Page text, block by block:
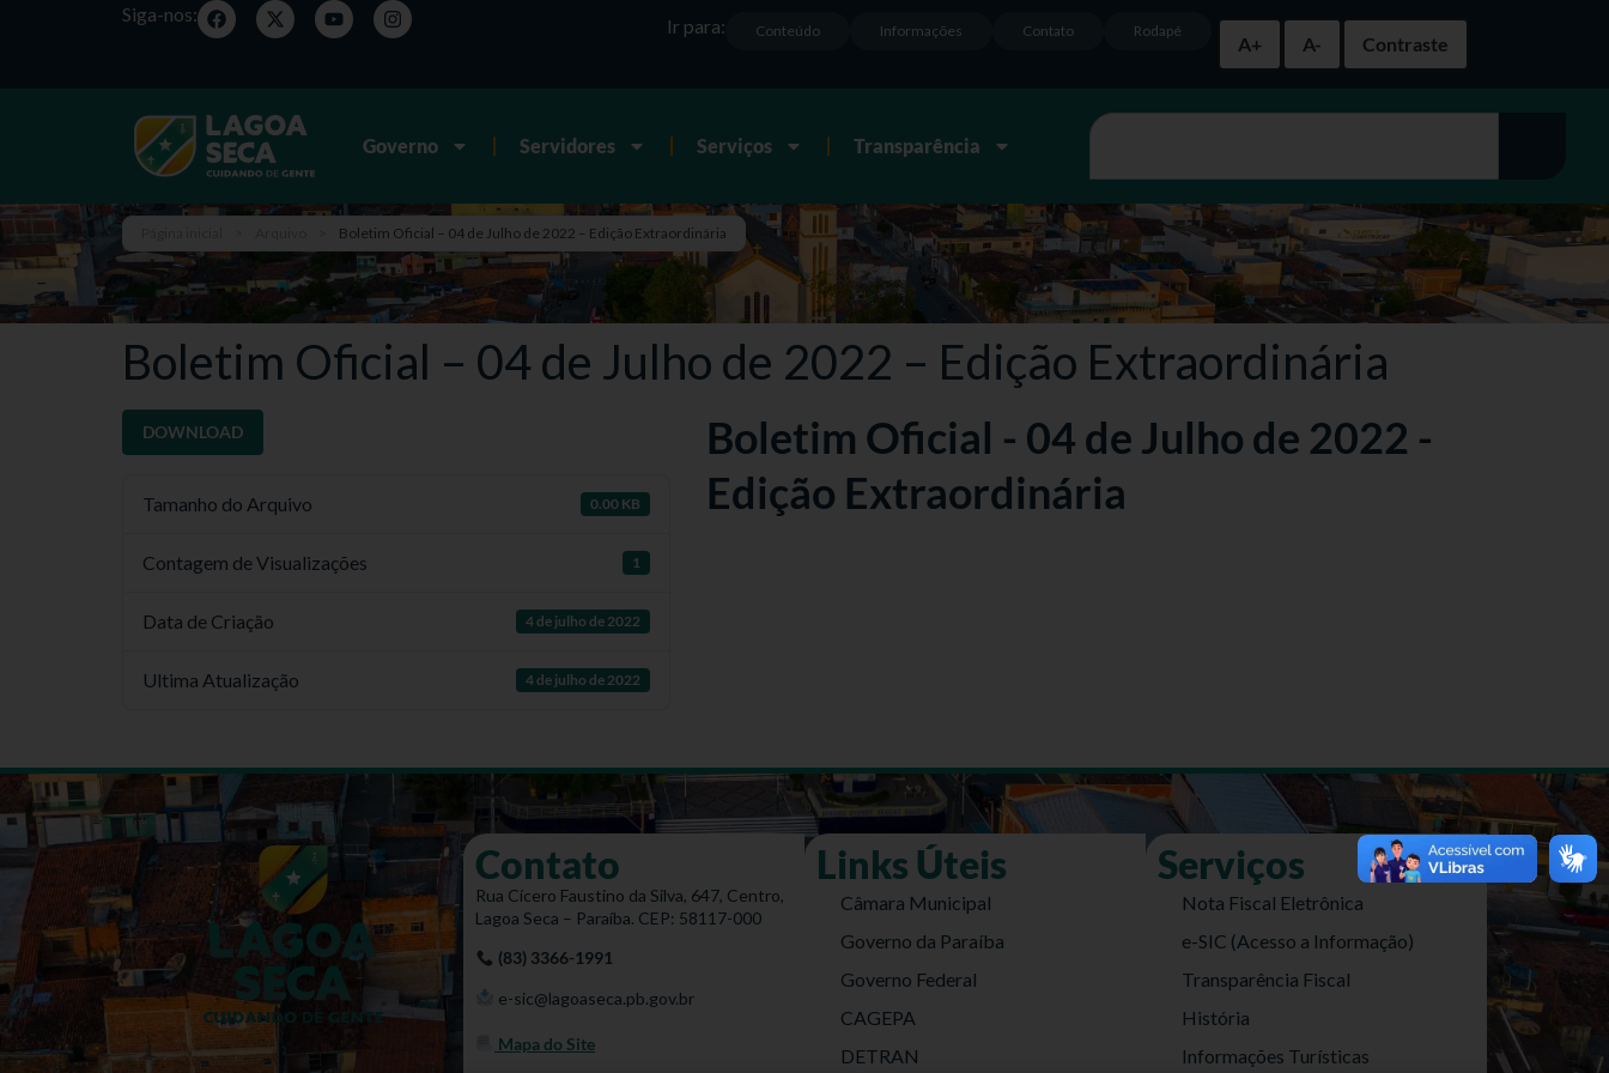
Siga-nos:
A+
A- Contraste
Rodapé
Contato
Informações
Conteúdo
Ir para:
Governo Servidores Serviços Transparência
Boletim Oficial – 04 de Julho de 2022 – Edição Extraordinária
Boletim Oficial – 04 de Julho de 2022 – Edição Extraordinária
DOWNLOAD
Tamanho do Arquivo 0.00 KB
Contagem de Visualizações 1
Data de Criação 4 de julho de 2022
Ultima Atualização 4 de julho de 2022
Boletim Oficial - 04 de Julho de 2022 -
Edição Extraordinária
Contato
Rua Cícero Faustino da Silva, 647, Centro,
Lagoa Seca – Paraíba. CEP: 58117-000
(83) 3366-1991
e-sic@lagoaseca.pb.gov.br
Mapa do Site
Links Úteis
Câmara Municipal
Governo da Paraíba
Governo Federal
CAGEPA
DETRAN
Serviços
Nota Fiscal Eletrônica
e-SIC (Acesso a Informação)
Transparência Fiscal
História
Informações Turísticas